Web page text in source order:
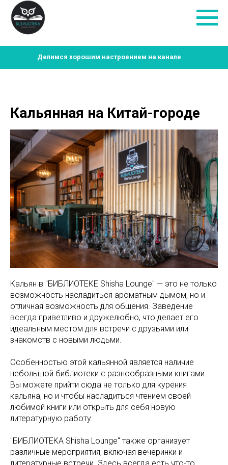
Делимся хорошим настроением на канале
Кальянная на Китай-городе
Кальян в "БИБЛИОТЕКЕ Shisha Lounge" — это не только
возможность насладиться ароматным дымом, но и
отличная возможность для общения. Заведение
всегда приветливо и дружелюбно, что делает его
идеальным местом для встречи с друзьями или
знакомств с новыми людьми.
Особенностью этой кальянной является наличие
небольшой библиотеки с разнообразными книгами.
Вы можете прийти сюда не только для курения
кальяна, но и чтобы насладиться чтением своей
любимой книги или открыть для себя новую
литературную работу.
"БИБЛИОТЕКА Shisha Lounge" также организует
различные мероприятия, включая вечеринки и